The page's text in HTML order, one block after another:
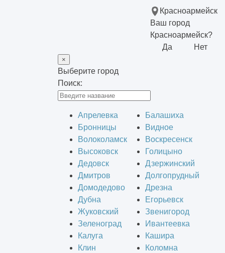
Красноармейск
Ваш город
Красноармейск?
Да
Нет
×
Выберите город
Поиск:
Апрелевка
Балашиха
Бронницы
Видное
Волоколамск
Воскресенск
Высоковск
Голицыно
Дедовск
Дзержинский
Дмитров
Долгопрудный
Домодедово
Дрезна
Дубна
Егорьевск
Жуковский
Звенигород
Зеленоград
Ивантеевка
Калуга
Кашира
Клин
Коломна